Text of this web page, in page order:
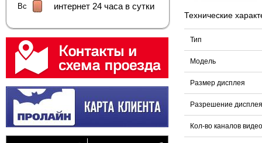
Вс
интернет 24 часа в сутки
Технические
Тип
Модель
Размер дисплея
Разрешение дисплея
Кол-во каналов видео